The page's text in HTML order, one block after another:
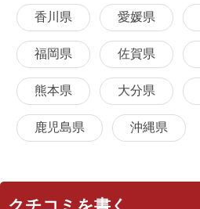
香川県 愛媛県
福岡県 佐賀県
熊本県 大分県
鹿児島県 沖縄県